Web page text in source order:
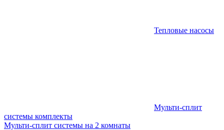
Тепловые насосы
Мульти-сплит
системы комплекты
Мульти-сплит системы на 2 комнаты